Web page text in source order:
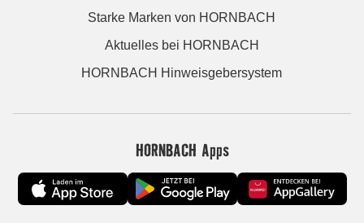
Starke Marken von HORNBACH
Aktuelles bei HORNBACH
HORNBACH Hinweisgebersystem
HORNBACH Apps